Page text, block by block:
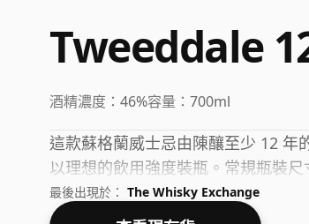
Tweeddale
酒精濃度： 46%容量： 700ml
這款蘇格蘭威士忌由陳釀至少 12 年
以理想的飲用強度裝瓶。常規瓶裝尺
最後出現於： The Whisky Exchange